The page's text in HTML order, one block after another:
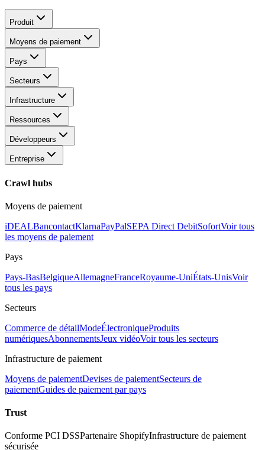
Produit
Moyens de paiement
Pays
Secteurs
Infrastructure
Ressources
Développeurs
Entreprise
Crawl hubs
Moyens de paiement
iDEALBancontactKlarnaPayPalSEPA Direct DebitSofortVoir tous
les moyens de paiement
Pays
Pays-BasBelgiqueAllemagneFranceRoyaume-UniÉtats-UnisVoir
tous les pays
Secteurs
Commerce de détailModeÉlectroniqueProduits
numériquesAbonnementsJeux vidéoVoir tous les secteurs
Infrastructure de paiement
Moyens de paiementDevises de paiementSecteurs de
paiementGuides de paiement par pays
Trust
Conforme PCI DSSPartenaire ShopifyInfrastructure de paiement
sécurisée